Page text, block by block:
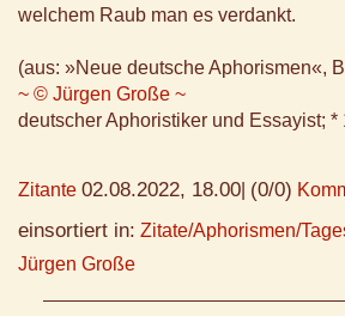
welchem Raub man es verdankt.
(aus: »Neue deutsche Aphorismen«,
~ © Jürgen Große ~
deutscher Aphoristiker und Essayist; *
Zitante 02.08.2022, 18.00 (0/0)
einsortiert in: Zitate/Aphorismen/
Jürgen Große